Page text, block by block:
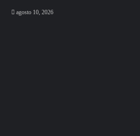
agosto 10, 2026